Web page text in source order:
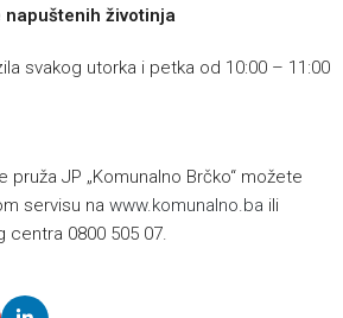
životinja
svakog utorka i petka od 10:00 – 11:00
pruža JP „Komunalno Brčko“ možete
servisu na www.komunalno.ba ili
centra 0800 505 07.